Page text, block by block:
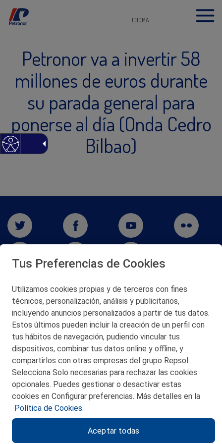
IDIOMA
Petronor va a invertir 58
millones de euros durante
su parada general para
ponerse al día (Onda Cedro
Bilbao)
San Martín 5-Edificio Muñatones,
48550 Muskiz (Bizkaia)
Telf. 946 357 000
© 2026 Petronor S.A.
CONTACTO
POLITICA DE PRIVACIDAD
Tus Preferencias de Cookies
Utilizamos cookies propias y de terceros con fines
técnicos, personalización, análisis y publicitarios,
incluyendo anuncios personalizados a partir de tus datos.
Estos últimos pueden incluir la creación de un perfil con
tus hábitos de navegación, pudiendo vincular tus
dispositivos, combinar tus datos online y offline, y
compartirlos con otras empresas del grupo Repsol.
Selecciona Solo necesarias para rechazar las cookies
opcionales. Puedes gestionar o desactivar estas
cookies en Configurar preferencias. Más detalles en la
Política de Cookies.
Aceptar todas